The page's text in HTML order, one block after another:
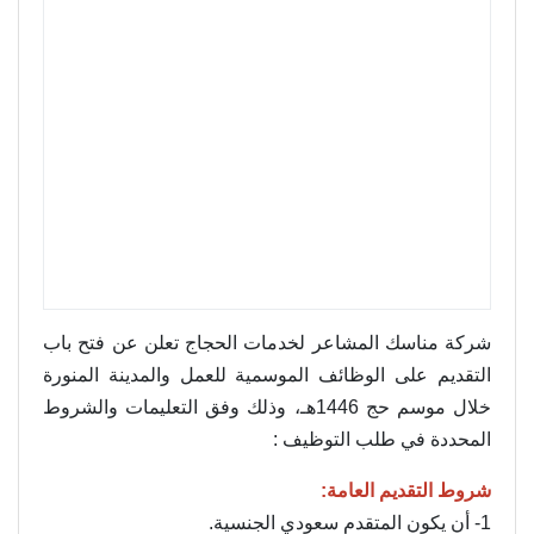
شركة مناسك المشاعر لخدمات الحجاج تعلن عن فتح باب
التقديم على الوظائف الموسمية للعمل والمدينة المنورة
خلال موسم حج 1446هـ، وذلك وفق التعليمات والشروط
المحددة في طلب التوظيف :
شروط التقديم العامة:
1- أن يكون المتقدم سعودي الجنسية.